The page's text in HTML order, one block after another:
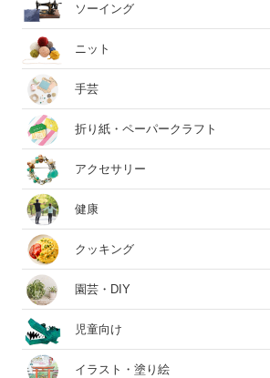
ソーイング
ニット
手芸
折り紙・ペーパークラフト
アクセサリー
健康
クッキング
園芸・DIY
児童向け
イラスト・塗り絵